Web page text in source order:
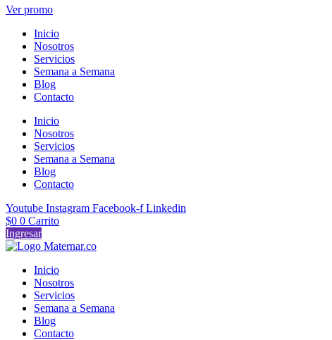
Ver promo
Inicio
Nosotros
Servicios
Semana a Semana
Blog
Contacto
Inicio
Nosotros
Servicios
Semana a Semana
Blog
Contacto
Youtube Instagram Facebook-f Linkedin
$0 0 Carrito
Ingresar
Inicio
Nosotros
Servicios
Semana a Semana
Blog
Contacto